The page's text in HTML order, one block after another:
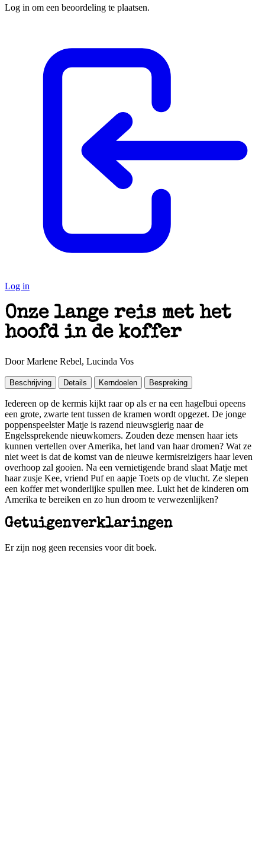
Log in om een beoordeling te plaatsen.
Log in
Onze lange reis met het
hoofd in de koffer
Door Marlene Rebel, Lucinda Vos
Beschrijving Details Kerndoelen Bespreking
Iedereen op de kermis kijkt raar op als er na een hagelbui opeens
een grote, zwarte tent tussen de kramen wordt opgezet. De jonge
poppenspeelster Matje is razend nieuwsgierig naar de
Engelssprekende nieuwkomers. Zouden deze mensen haar iets
kunnen vertellen over Amerika, het land van haar dromen? Wat ze
niet weet is dat de komst van de nieuwe kermisreizigers haar leven
overhoop zal gooien. Na een vernietigende brand slaat Matje met
haar zusje Kee, vriend Puf en aapje Toets op de vlucht. Ze slepen
een koffer met wonderlijke spullen mee. Lukt het de kinderen om
Amerika te bereiken en zo hun droom te verwezenlijken?
Getuigenverklaringen
Er zijn nog geen recensies voor dit boek.